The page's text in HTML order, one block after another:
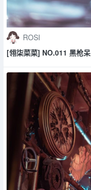
ROSI
[翎柒菜菜] NO.011 黑枪呆